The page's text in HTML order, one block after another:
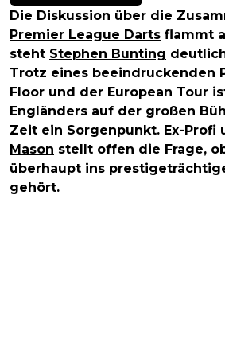
Die Diskussion über die
Premier League Darts flammt
steht Stephen Bunting
Trotz eines beeindruckenden
Floor und der European Tour
Engländers auf der großen
Zeit ein Sorgenpunkt. Ex-Profi
Mason stellt offen die Frage,
überhaupt ins
gehört.